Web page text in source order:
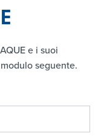
e i suoi
seguente.